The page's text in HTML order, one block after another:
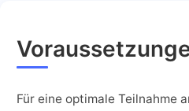
Für eine optimale Teilnahme